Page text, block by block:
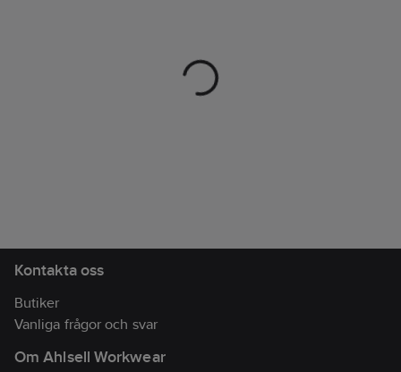
Kontakta oss
Butiker
Vanliga frågor och svar
Om Ahlsell Workwear